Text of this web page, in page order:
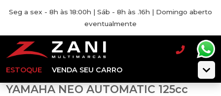
Seg a sex - 8h às 18:00h | Sáb - 8h às .16h | Domingo aberto
eventualmente
ESTOQUE VENDA SEU CARRO
YAMAHA NEO AUTOMATIC 125cc